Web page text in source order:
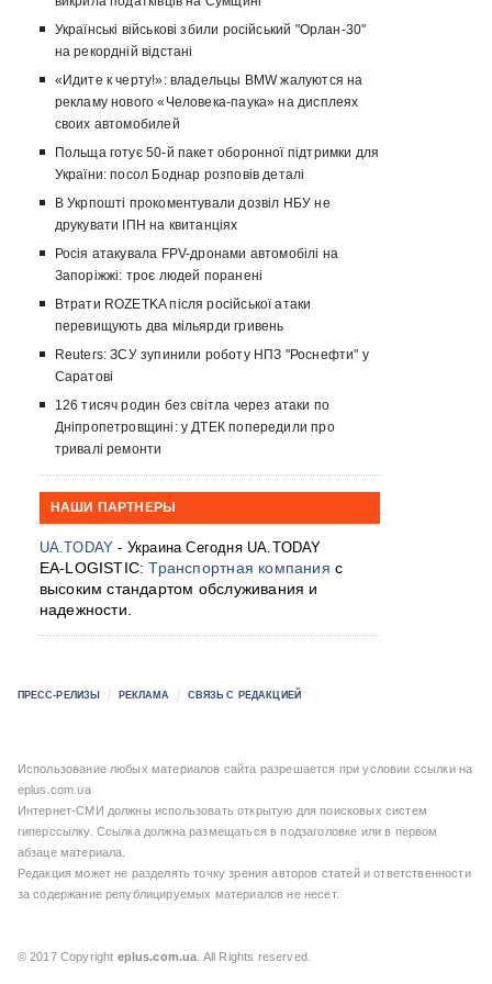
Українські військові збили російський "Орлан-30"
на рекордній відстані
«Идите к черту!»: владельцы BMW жалуются на
рекламу нового «Человека-паука» на дисплеях
своих автомобилей
Польща готує 50-й пакет оборонної підтримки для
України: посол Боднар розповів деталі
В Укрпошті прокоментували дозвіл НБУ не
друкувати ІПН на квитанціях
Росія атакувала FPV-дронами автомобілі на
Запоріжжі: троє людей поранені
Втрати ROZETKA після російської атаки
перевищують два мільярди гривень
Reuters: ЗСУ зупинили роботу НПЗ "Роснефти" у
Саратові
126 тисяч родин без світла через атаки по
Дніпропетровщині: у ДТЕК попередили про
тривалі ремонти
НАШИ ПАРТНЕРЫ
UA.TODAY - Украина Сегодня UA.TODAY
EA-LOGISTIC:Транспортная компания с
высоким стандартом обслуживания и
надежности.
ПРЕСС-РЕЛИЗЫ РЕКЛАМА СВЯЗЬ С РЕДАКЦИЕЙ
Использование любых материалов сайта разрешается при условии ссылки на
eplus.com.ua
Интернет-СМИ должны использовать открытую для поисковых систем
гиперссылку. Ссылка должна размещаться в подзаголовке или в первом
абзаце материала.
Редакция может не разделять точку зрения авторов статей и ответственности
за содержание републицируемых материалов не несет.
© 2017 Copyright eplus.com.ua . All Rights reserved.